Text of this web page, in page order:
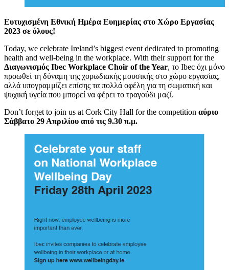
Ευτυχισμένη Εθνική Ημέρα Ευημερίας στο Χώρο Εργασίας
2023 σε όλους!
Today, we celebrate Ireland’s biggest event dedicated to promoting
health and well-being in the workplace. With their support for the
Διαγωνισμός Ibec Workplace Choir of the Year, το Ibec όχι μόνο
προωθεί τη δύναμη της χορωδιακής μουσικής στο χώρο εργασίας,
αλλά υπογραμμίζει επίσης τα πολλά οφέλη για τη σωματική και
ψυχική υγεία που μπορεί να φέρει το τραγούδι μαζί.
Don’t forget to join us at Cork City Hall for the competition αύριο
Σάββατο 29 Απριλίου από τις 9.30 π.μ.